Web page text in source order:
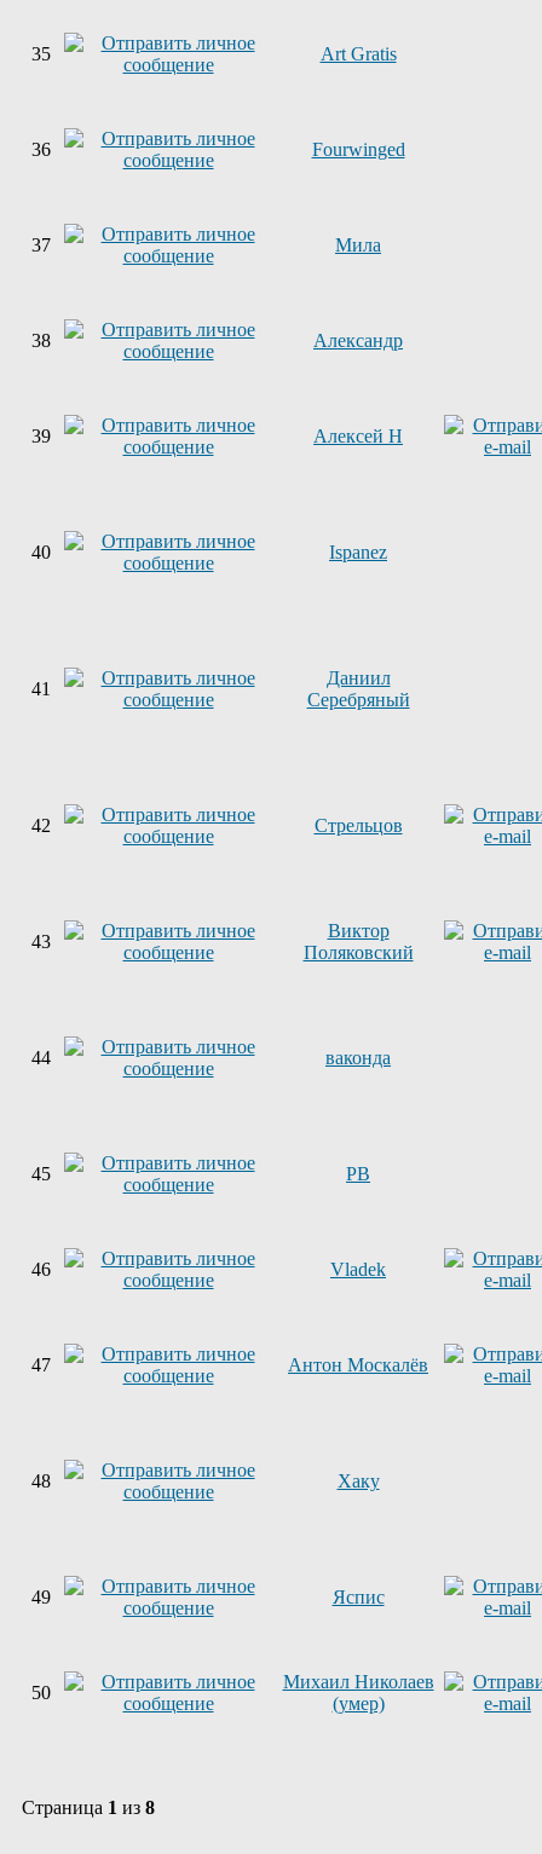
35 Art Gratis
36 Fourwinged
37 Мила
38 Александр
39 Алексей Н
40 Ispanez
41
Даниил
Серебряный
42 Стрельцов
43
Виктор
Поляковский
44 ваконда
45 PB
46 Vladek
47 Антон Москалёв
48 Хаку
49 Яспис
50
Михаил Николаев
(умер)
Страница 1 из 8